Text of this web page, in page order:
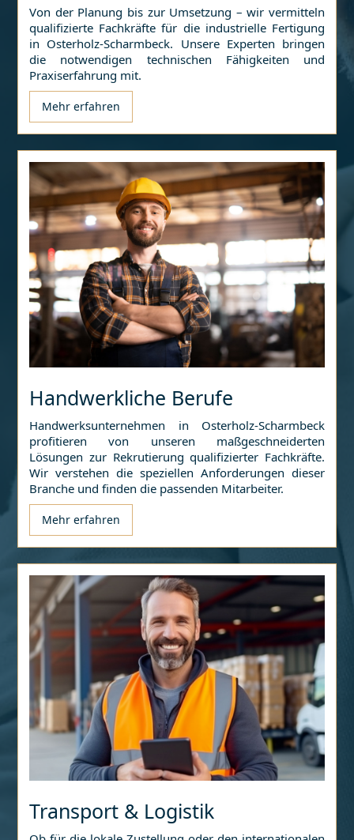
Von der Planung bis zur Umsetzung – wir vermitteln
qualifizierte Fachkräfte für die industrielle Fertigung
in Osterholz-Scharmbeck. Unsere Experten bringen
die notwendigen technischen Fähigkeiten und
Praxiserfahrung mit.
Mehr erfahren
Handwerkliche Berufe
Handwerksunternehmen in Osterholz-Scharmbeck
profitieren von unseren maßgeschneiderten
Lösungen zur Rekrutierung qualifizierter Fachkräfte.
Wir verstehen die speziellen Anforderungen dieser
Branche und finden die passenden Mitarbeiter.
Mehr erfahren
Transport & Logistik